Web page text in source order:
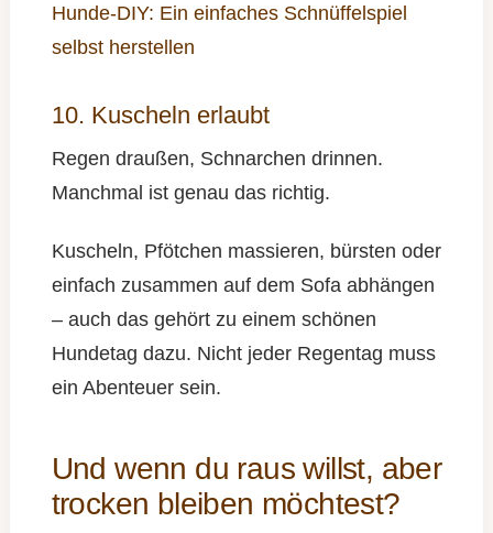
Hunde-DIY: Ein einfaches Schnüffelspiel
selbst herstellen
10. Kuscheln erlaubt
Regen draußen, Schnarchen drinnen.
Manchmal ist genau das richtig.
Kuscheln, Pfötchen massieren, bürsten oder
einfach zusammen auf dem Sofa abhängen
– auch das gehört zu einem schönen
Hundetag dazu. Nicht jeder Regentag muss
ein Abenteuer sein.
Und wenn du raus willst, aber
trocken bleiben möchtest?